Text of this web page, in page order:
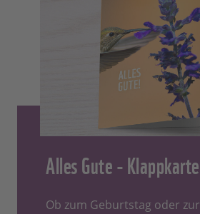
Alles Gute - Klappkarte
Ob zum Geburtstag oder zur